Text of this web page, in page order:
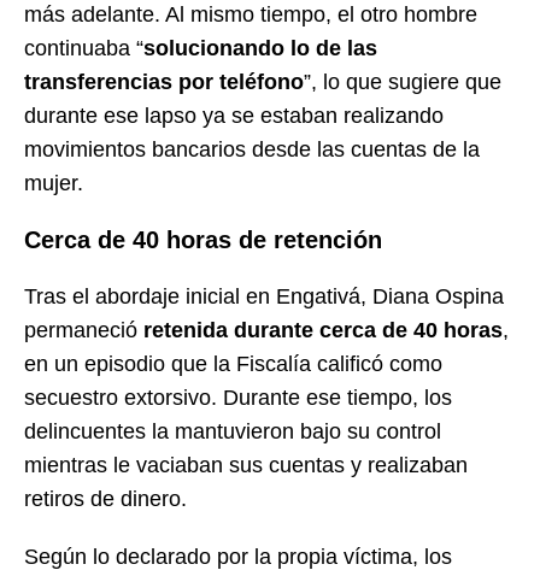
más adelante. Al mismo tiempo, el otro hombre
continuaba “solucionando lo de las
transferencias por teléfono”, lo que sugiere que
durante ese lapso ya se estaban realizando
movimientos bancarios desde las cuentas de la
mujer.
Cerca de 40 horas de retención
Tras el abordaje inicial en Engativá, Diana Ospina
permaneció retenida durante cerca de 40 horas,
en un episodio que la Fiscalía calificó como
secuestro extorsivo. Durante ese tiempo, los
delincuentes la mantuvieron bajo su control
mientras le vaciaban sus cuentas y realizaban
retiros de dinero.
Según lo declarado por la propia víctima, los